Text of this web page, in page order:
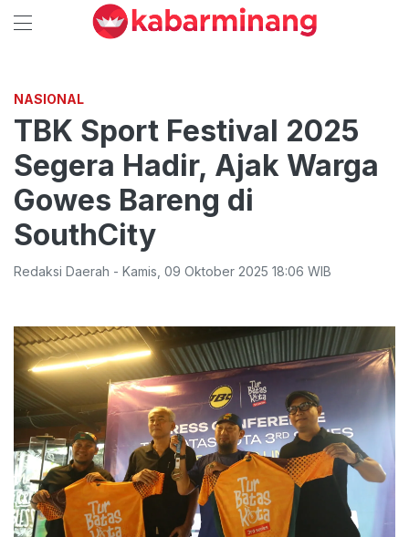
NASIONAL
TBK Sport Festival 2025
Segera Hadir, Ajak Warga
Gowes Bareng di
SouthCity
Redaksi Daerah - Kamis 09 Oktober 2025 18:06 WIB